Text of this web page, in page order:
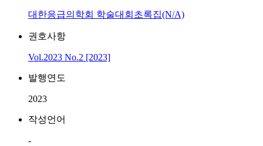
대한응급의학회 학술대회초록집(N/A)
권호사항
Vol.2023 No.2 [2023]
발행연도
2023
작성언어
-